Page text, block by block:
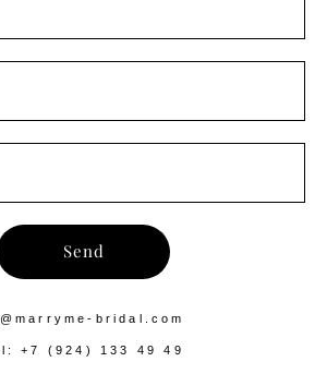
Send
bridal.com
+7 (924) 133 49 49